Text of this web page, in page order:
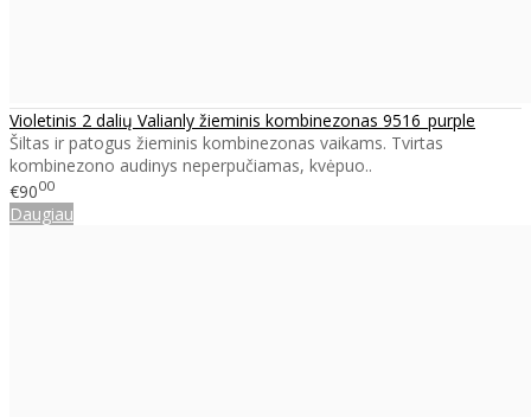
Violetinis 2 dalių Valianly žieminis kombinezonas 9516_purple
Šiltas ir patogus žieminis kombinezonas vaikams. Tvirtas
kombinezono audinys neperpučiamas, kvėpuo..
€9000
Daugiau